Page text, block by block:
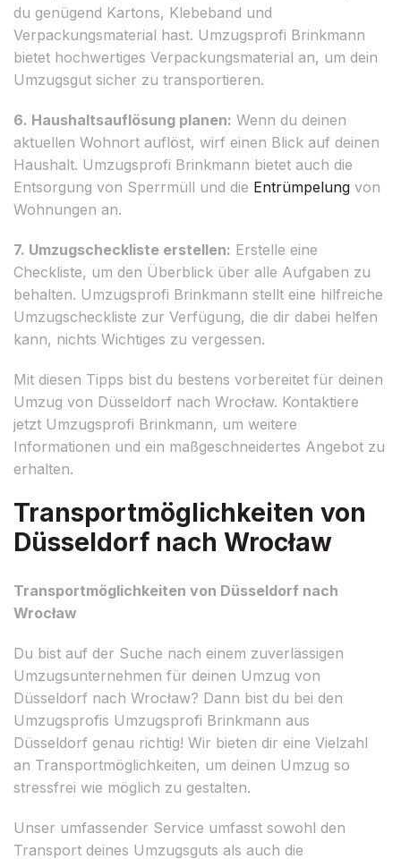
du genügend Kartons, Klebeband und
Verpackungsmaterial hast. Umzugsprofi Brinkmann
bietet hochwertiges Verpackungsmaterial an, um dein
Umzugsgut sicher zu transportieren.
6. Haushaltsauflösung planen: Wenn du deinen
aktuellen Wohnort auflöst, wirf einen Blick auf deinen
Haushalt. Umzugsprofi Brinkmann bietet auch die
Entsorgung von Sperrmüll und die Entrümpelung von
Wohnungen an.
7. Umzugscheckliste erstellen: Erstelle eine
Checkliste, um den Überblick über alle Aufgaben zu
behalten. Umzugsprofi Brinkmann stellt eine hilfreiche
Umzugscheckliste zur Verfügung, die dir dabei helfen
kann, nichts Wichtiges zu vergessen.
Mit diesen Tipps bist du bestens vorbereitet für deinen
Umzug von Düsseldorf nach Wrocław. Kontaktiere
jetzt Umzugsprofi Brinkmann, um weitere
Informationen und ein maßgeschneidertes Angebot zu
erhalten.
Transportmöglichkeiten von
Düsseldorf nach Wrocław
Transportmöglichkeiten von Düsseldorf nach
Wrocław
Du bist auf der Suche nach einem zuverlässigen
Umzugsunternehmen für deinen Umzug von
Düsseldorf nach Wrocław? Dann bist du bei den
Umzugsprofis Umzugsprofi Brinkmann aus
Düsseldorf genau richtig! Wir bieten dir eine Vielzahl
an Transportmöglichkeiten, um deinen Umzug so
stressfrei wie möglich zu gestalten.
Unser umfassender Service umfasst sowohl den
Transport deines Umzugsguts als auch die